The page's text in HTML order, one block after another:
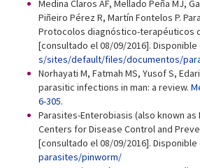
Medina Claros AF, Mellado Peña MJ,
Piñeiro Pérez R, Martín Fontelos P.
Protocolos diagnóstico-terapéuticos
[consultado el 08/09/2016]. Disponible
s/sites/default/files/documentos/
Norhayati M, Fatmah MS, Yusof S,
parasitic infections in man: a review.
6-305.
Parasites-Enterobiasis (also known as
Centers for Disease Control and
[consultado el 08/09/2016]. Disponible
parasites/pinworm/